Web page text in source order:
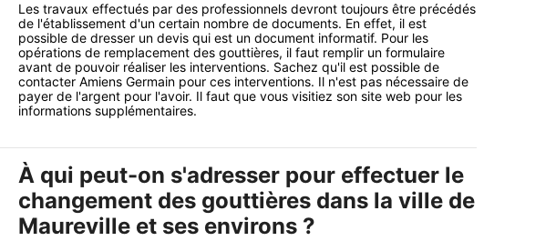
Les travaux effectués par des professionnels devront toujours être précédés
de l'établissement d'un certain nombre de documents. En effet, il est
possible de dresser un devis qui est un document informatif. Pour les
opérations de remplacement des gouttières, il faut remplir un formulaire
avant de pouvoir réaliser les interventions. Sachez qu'il est possible de
contacter Amiens Germain pour ces interventions. Il n'est pas nécessaire de
payer de l'argent pour l'avoir. Il faut que vous visitiez son site web pour les
informations supplémentaires.
À qui peut-on s'adresser pour effectuer le
changement des gouttières dans la ville de
Maureville et ses environs ?